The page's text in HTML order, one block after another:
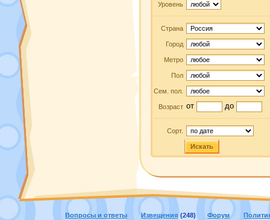
Уровень
Страна
Город
Метро
Пол
Сем. пол.
Возраст от до
Сорт.
Искать
Вопросы и ответы Извещения (248) Форум